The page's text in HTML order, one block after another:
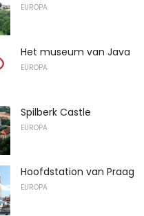
EUROPA
Het museum van Java
EUROPA
Spilberk Castle
EUROPA
Hoofdstation van Praag
EUROPA